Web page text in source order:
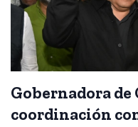
Gobernadora de
coordinación